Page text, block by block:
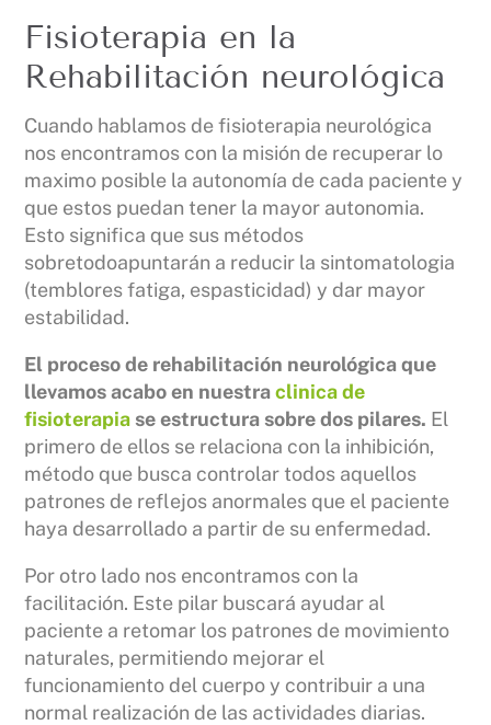
Fisioterapia en la
Rehabilitación neurológica
Cuando hablamos de fisioterapia neurológica
nos encontramos con la misión de recuperar lo
maximo posible la autonomía de cada paciente y
que estos puedan tener la mayor autonomia.
Esto significa que sus métodos
sobretodoapuntarán a reducir la sintomatologia
(temblores fatiga, espasticidad) y dar mayor
estabilidad.
El proceso de rehabilitación neurológica que
llevamos acabo en nuestraclinica de
fisioterapia se estructura sobre dos pilares. El
primero de ellos se relaciona con la inhibición,
método que busca controlar todos aquellos
patrones de reflejos anormales que el paciente
haya desarrollado a partir de su enfermedad.
Por otro lado nos encontramos con la
facilitación. Este pilar buscará ayudar al
paciente a retomar los patrones de movimiento
naturales, permitiendo mejorar el
funcionamiento del cuerpo y contribuir a una
normal realización de las actividades diarias.